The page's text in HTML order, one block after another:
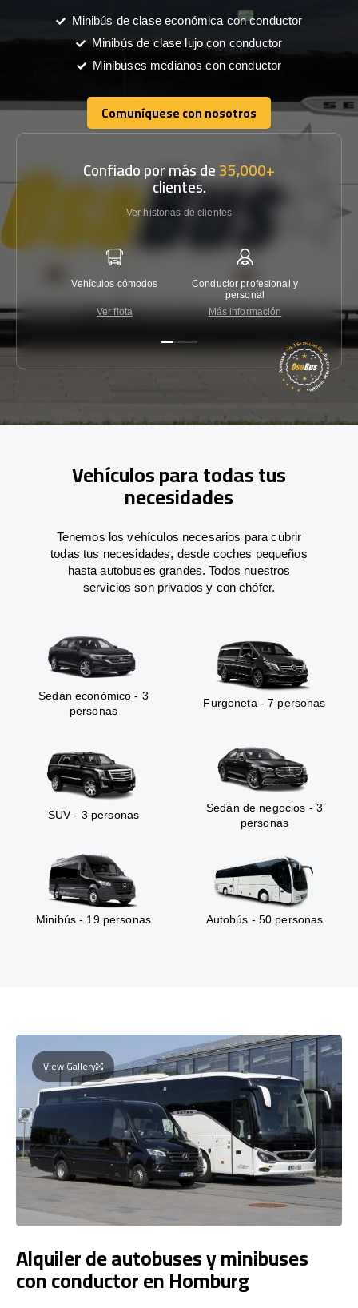
Minibús de clase económica con conductor
Minibús de clase lujo con conductor
Minibuses medianos con conductor
Comuníquese con nosotros
Comuníquese con nosotros
Confiado por más de35,000+
clientes.
Ver historias de clientes
Vehículos cómodos
Ver flota
Conductor profesional y
personal
Más información
Vehículos para todas tus
necesidades
Tenemos los vehículos necesarios para cubrir
todas tus necesidades, desde coches pequeños
hasta autobuses grandes. Todos nuestros
servicios son privados y con chófer.
Sedán económico - 3
personas
Furgoneta - 7 personas
SUV - 3 personas
Sedán de negocios - 3
personas
Minibús - 19 personas Autobús - 50 personas
View Gallery
Alquiler de autobuses y minibuses
con conductor en Homburg